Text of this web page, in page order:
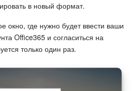
в новый формат.
окно, где нужно будет ввести ваши
Office365 и согласиться на
только один раз.